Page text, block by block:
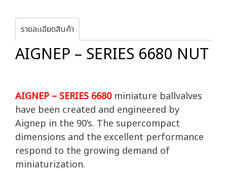
รายละเอียดสินค้า
AIGNEP – SERIES 6680 NUT
AIGNEP – SERIES 6680 miniature ballvalves
have been created and engineered by
Aignep in the 90’s. The supercompact
dimensions and the excellent performance
respond to the growing demand of
miniaturization.